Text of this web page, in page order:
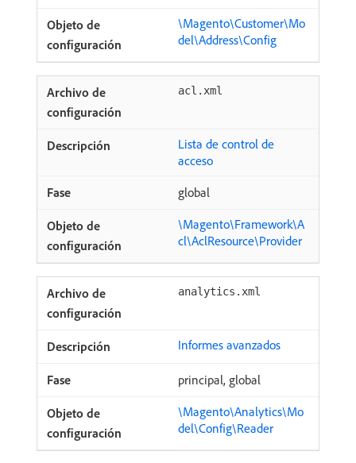
\Magento\Customer\Mo
del\Address\Config
acl.xml
Lista de control de
acceso
global
\Magento\Framework\A
cl\AclResource\Provider
analytics.xml
Informes avanzados
principal, global
\Magento\Analytics\Mo
del\Config\Reader